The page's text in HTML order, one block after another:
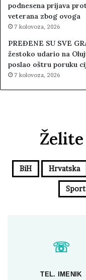
podnesena prijava
veterana zbog ovoga
7 kolovoza, 2026
PREĐENE SU SVE
žestoko udario na
poslao oštru poruku
7 kolovoza, 2026
BiH Hrvatska
Sport
☏
TEL. IMENIK